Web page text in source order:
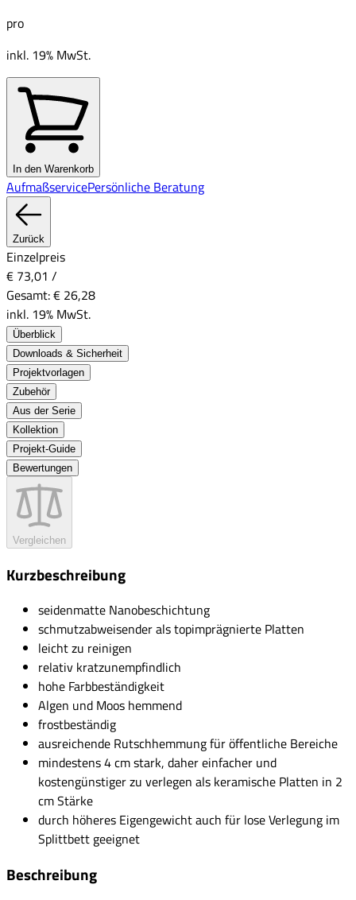
pro
inkl. 19% MwSt.
In den Warenkorb
AufmaßservicePersönliche Beratung
Zurück
Einzelpreis
€ 73,01 /
Gesamt:€ 26,28
inkl. 19% MwSt.
Überblick
Downloads & Sicherheit
Projektvorlagen
Zubehör
Aus der Serie
Kollektion
Projekt-Guide
Bewertungen
Vergleichen
Kurzbeschreibung
seidenmatte Nanobeschichtung
schmutzabweisender als topimprägnierte Platten
leicht zu reinigen
relativ kratzunempfindlich
hohe Farbbeständigkeit
Algen und Moos hemmend
frostbeständig
ausreichende Rutschhemmung für öffentliche Bereiche
mindestens 4 cm stark, daher einfacher und
kostengünstiger zu verlegen als keramische Platten in 2
cm Stärke
durch höheres Eigengewicht auch für lose Verlegung im
Splittbett geeignet
Beschreibung